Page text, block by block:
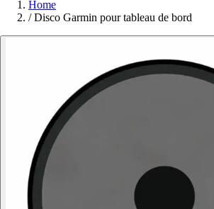
Home
/ Disco Garmin pour tableau de bord